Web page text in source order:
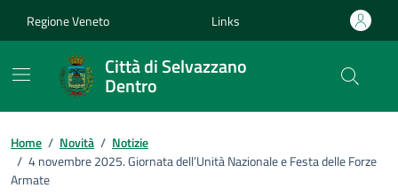
Regione Veneto Links
Città di Selvazzano
Dentro
Home / Novità / Notizie
/ 4 novembre 2025. Giornata dell’Unità Nazionale e Festa delle Forze
Armate